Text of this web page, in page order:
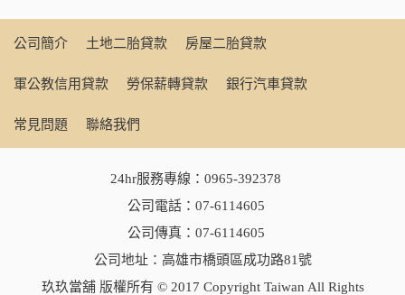
公司簡介 土地二胎貸款 房屋二胎貸款
軍公教信用貸款 勞保薪轉貸款 銀行汽車貸款
常見問題 聯絡我們
24hr服務專線： 0965-392378
公司電話： 07-6114605
公司傳真：07-6114605
公司地址：高雄市橋頭區成功路81號
玖玖當舖 版權所有 © 2017 Copyright Taiwan All Rights